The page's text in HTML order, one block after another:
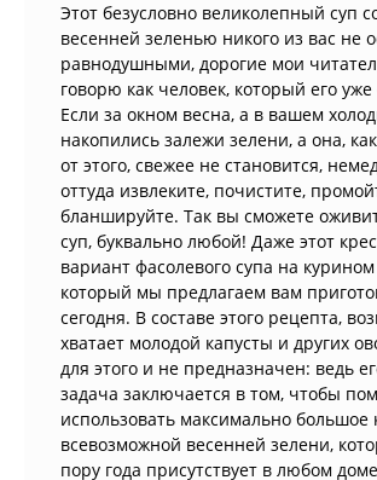
Этот безусловно великолепный суп
весенней зеленью никого из вас не
равнодушными, дорогие мои
говорю как человек, который его уже
Если за окном весна, а в вашем
накопились залежи зелени, а она,
от этого, свежее не становится,
оттуда извлеките, почистите,
бланшируйте. Так вы сможете
суп, буквально любой! Даже этот
вариант фасолевого супа на
который мы предлагаем вам
сегодня. В составе этого рецепта,
хватает молодой капусты и других
для этого и не предназначен: ведь
задача заключается в том, чтобы
использовать максимально большое
всевозможной весенней зелени,
пору года присутствует в любом